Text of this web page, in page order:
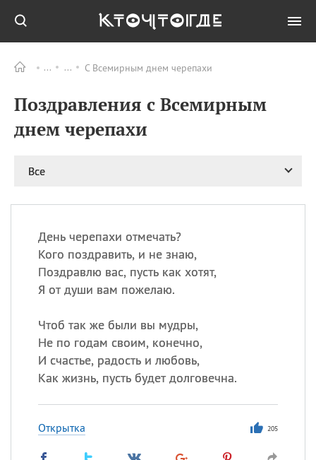
С Всемирным днем черепахи
Поздравления с Всемирным
днем черепахи
Все
День черепахи отмечать?
Кого поздравить, и не знаю,
Поздравлю вас, пусть как хотят,
Я от души вам пожелаю.
Чтоб так же были вы мудры,
Не по годам своим, конечно,
И счастье, радость и любовь,
Как жизнь, пусть будет долговечна.
Открытка 205
ПРАЗДНИКИ
09.08 День памяти жертв
атомной
день
рисового пудинга
09.08 День Дымняшки
(Smokey Bear Day)
Сегодня празднуют именины
Сергей, Теодор,